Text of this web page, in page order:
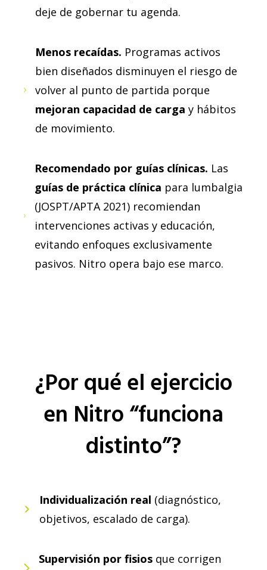
deje de gobernar tu agenda.
Menos recaídas. Programas activos
bien diseñados disminuyen el riesgo de
volver al punto de partida porque
mejoran capacidad de carga y hábitos
de movimiento.
Recomendado por guías clínicas. Las
guías de práctica clínica para lumbalgia
(JOSPT/APTA 2021) recomiendan
intervenciones activas y educación,
evitando enfoques exclusivamente
pasivos. Nitro opera bajo ese marco.
¿Por qué el ejercicio
en Nitro “funciona
distinto”?
Individualización real (diagnóstico,
objetivos, escalado de carga).
Supervisión por fisiosque corrigen